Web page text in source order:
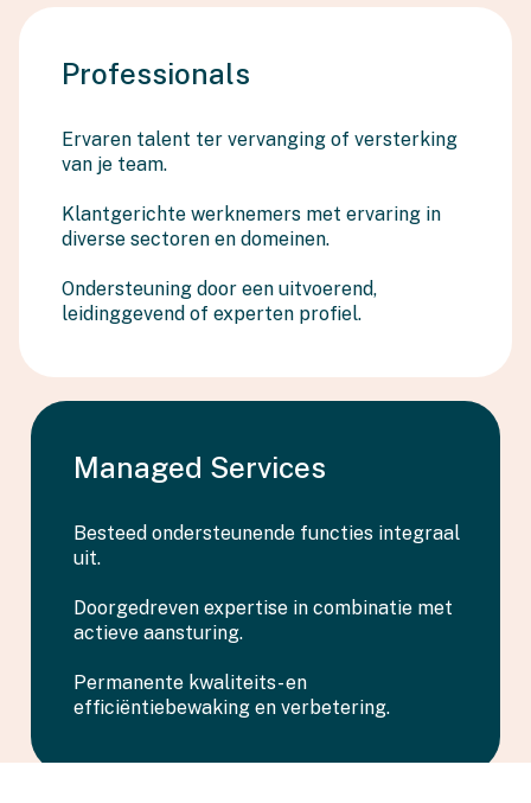
Professionals
Ervaren talent ter vervanging of versterking
van je team.
Klantgerichte werknemers met ervaring in
diverse sectoren en domeinen.
Ondersteuning door een uitvoerend,
leidinggevend of experten profiel.
Managed Services
Besteed ondersteunende functies integraal
uit.
Doorgedreven expertise in combinatie met
actieve aansturing.
Permanente kwaliteits- en
efficiëntiebewaking en verbetering.